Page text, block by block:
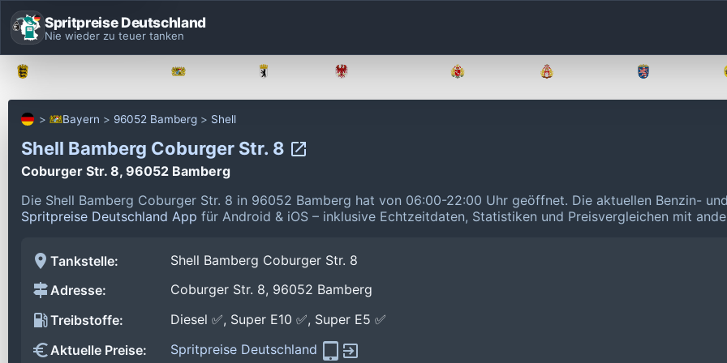
Spritpreise Deutschland
Nie wieder zu teuer tanken
Bayern 96052 Bamberg Shell
Shell Bamberg Coburger Str. 8
Coburger Str. 8, 96052 Bamberg
Die Shell Bamberg Coburger Str. 8 in 96052 Bamberg hat von 06:00-22:00 Uhr geöffnet. Die aktuellen Benzin-
Spritpreise Deutschland App für Android & iOS – inklusive Echtzeitdaten, Statistiken und Preisvergleichen mit
Tankstelle:
Shell Bamberg Coburger Str. 8
Adresse:
Coburger Str. 8, 96052 Bamberg
Treibstoffe:
Diesel ✅, Super E10 ✅, Super E5 ✅
Aktuelle Preise:
Spritpreise Deutschland